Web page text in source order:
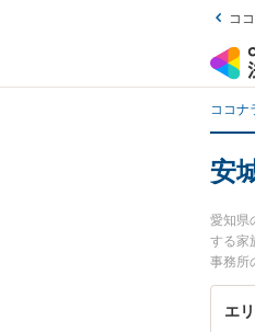
コ
ココナ
安
愛知県
する家
事務所
談した
い』
エ